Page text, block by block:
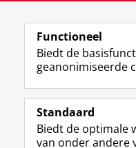
Volg de
Studiekiezers
Functioneel
Biedt de
geanonimiseerde
Standaard
Biedt de optimale
van onder andere